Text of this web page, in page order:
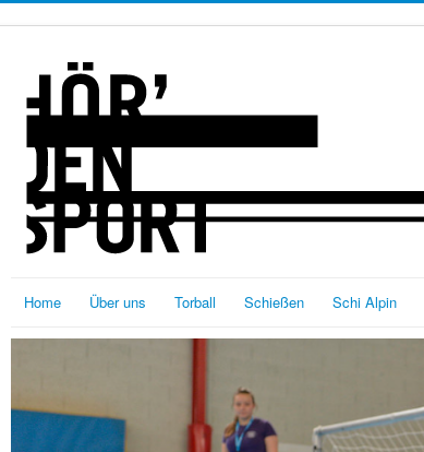
Home Über uns Torball Schießen Schi Alpin